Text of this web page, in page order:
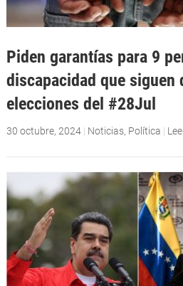
Piden garantías para 9
discapacidad que siguen
elecciones del #28Jul
30 octubre, 2024| Noticias, Política |